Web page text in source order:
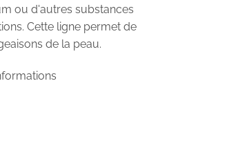
ou d'autres substances
Cette ligne permet de
de la peau.